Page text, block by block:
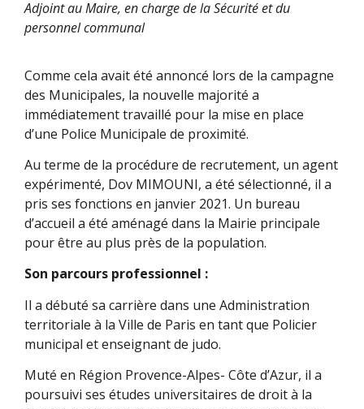
Adjoint au Maire, en charge de la Sécurité et du
personnel communal
Comme cela avait été annoncé lors de la campagne
des Municipales, la nouvelle majorité a
immédiatement travaillé pour la mise en place
d’une Police Municipale de proximité.
Au terme de la procédure de recrutement, un agent
expérimenté, Dov MIMOUNI, a été sélectionné, il a
pris ses fonctions en janvier 2021. Un bureau
d’accueil a été aménagé dans la Mairie principale
pour être au plus près de la population.
Son parcours professionnel :
Il a débuté sa carrière dans une Administration
territoriale à la Ville de Paris en tant que Policier
municipal et enseignant de judo.
Muté en Région Provence-Alpes- Côte d’Azur, il a
poursuivi ses études universitaires de droit à la